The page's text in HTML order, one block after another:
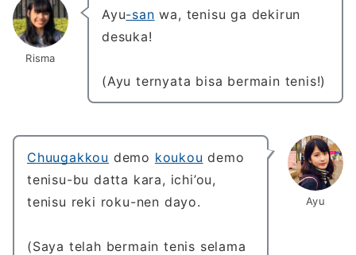
Risma
Ayu-san wa, tenisu ga dekirun
desuka!
(Ayu ternyata bisa bermain tenis!)
Ayu
Chuugakkou demo koukou demo
tenisu-bu datta kara, ichi’ou,
tenisu reki roku-nen dayo.
(Saya telah bermain tenis selama